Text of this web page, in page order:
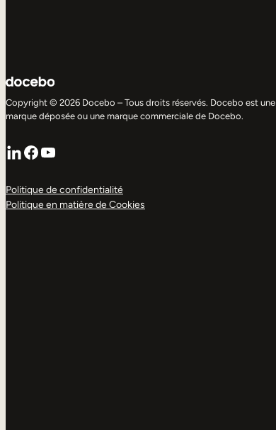
Copyright © 2026 Docebo – Tous droits réservés. Docebo est une
marque déposée ou une marque commerciale de Docebo.
LinkedIn
Facebook
YouTube
Politique de confidentialité
Politique en matière de Cookies